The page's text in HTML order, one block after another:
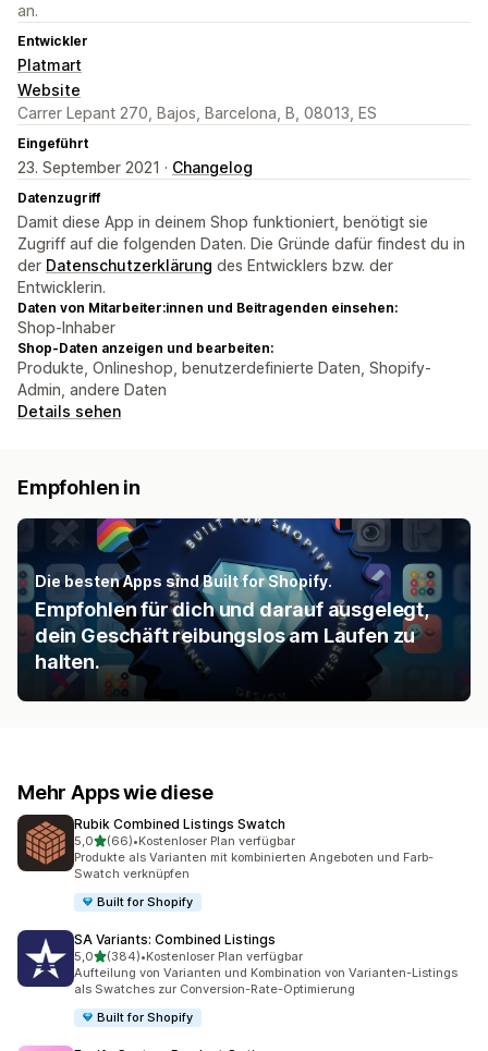
an.
Entwickler
Platmart
Website
Carrer Lepant 270, Bajos, Barcelona, B, 08013, ES
Eingeführt
23. September 2021 · Changelog
Datenzugriff
Damit diese App in deinem Shop funktioniert, benötigt sie
Zugriff auf die folgenden Daten. Die Gründe dafür findest du in
der Datenschutzerklärung des Entwicklers bzw. der
Entwicklerin.
Daten von Mitarbeiter:innen und Beitragenden einsehen:
Shop-Inhaber
Shop-Daten anzeigen und bearbeiten:
Produkte, Onlineshop, benutzerdefinierte Daten, Shopify-
Admin, andere Daten
Details sehen
Empfohlen in
Die besten Apps sind Built for Shopify.
Empfohlen für dich und darauf ausgelegt,
dein Geschäft reibungslos am Laufen zu
halten.
Mehr Apps wie diese
Rubik Combined Listings Swatch
5,0von 5 Sternen
(66)
66 Rezensionen insgesamt
•Kostenloser Plan verfügbar
Produkte als Varianten mit kombinierten Angeboten und Farb-
Swatch verknüpfen
Built for Shopify
SA Variants: Combined Listings
5,0von 5 Sternen
(384)
384 Rezensionen insgesamt
•Kostenloser Plan verfügbar
Aufteilung von Varianten und Kombination von Varianten-Listings
als Swatches zur Conversion-Rate-Optimierung
Built for Shopify